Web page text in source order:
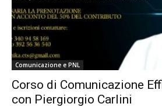
Comunicazione e PNL
Corso di Comunicazione
con Piergiorgio Carlini